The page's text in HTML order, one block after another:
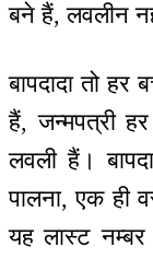
बने हैं, लवलीन
बापदादा तो
हैं, जन्मपत्री
लवली हैं।
पालना, एक ही
यह लास्ट नम्बर